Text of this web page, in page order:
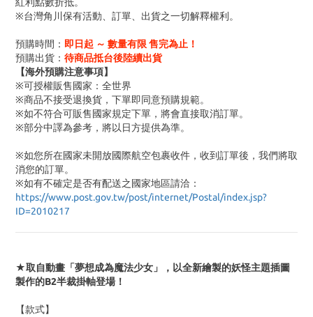
紅利點數折抵。
※台灣角川保有活動、訂單、出貨之一切解釋權利。
預購時間： 即日起 ～ 數量有限 售完為止！
預購出貨： 待商品抵台後陸續出貨
【海外預購注意事項】
※可授權販售國家：全世界
※商品不接受退換貨，下單即同意預購規範。
※如不符合可販售國家規定下單，將會直接取消訂單。
※部分中譯為參考，將以日方提供為準。
※如您所在國家未開放國際航空包裹收件，收到訂單後，我們將取
消您的訂單。
※如有不確定是否有配送之國家地區請洽：
https://www.post.gov.tw/post/internet/Postal/index.jsp?
ID=2010217
★取自動畫「夢想成為魔法少女」，以全新繪製的妖怪主題插圖
製作的B2半裁掛軸登場！
【款式】